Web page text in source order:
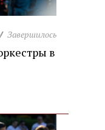
Завершилось
в